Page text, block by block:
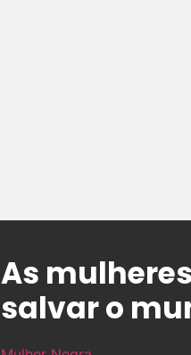
As
salvar o